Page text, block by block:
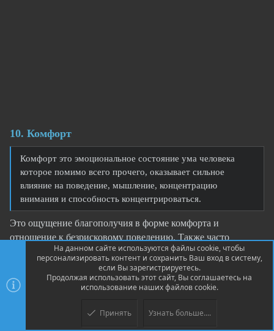
10. Комфорт
Комфорт это эмоциональное состояние ума человека
которое помимо всего прочего, оказывает сильное
влияние на поведение, мышление, концентрацию
внимания и способность концентрироваться.
Это ощущение благополучия в форме комфорта и
отношение к безрисковому поведению. Также часто
называют так называемой зоной комфорта, в которой
находится человек.
Когда мы покидаем так называемую зону комфорта, мы
вступаем в ситуацию или область, где у нас мало или
На данном сайте используются файлы cookie, чтобы
персонализировать контент и сохранить Ваш вход в систему,
если Вы зарегистрируетесь.
Продолжая использовать этот сайт, Вы соглашаетесь на
использование наших файлов cookie.
Принять Узнать больше....